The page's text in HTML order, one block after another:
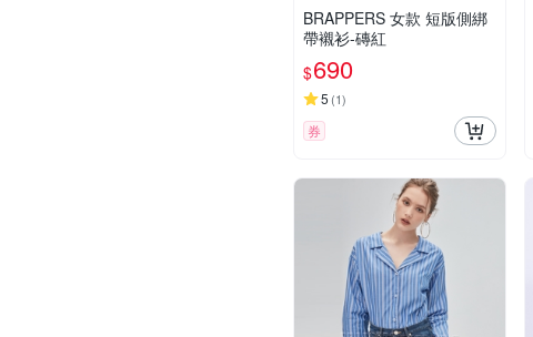
BRAPPERS 女款 短版側綁
帶襯衫-磚紅
$690
5 (1)
券